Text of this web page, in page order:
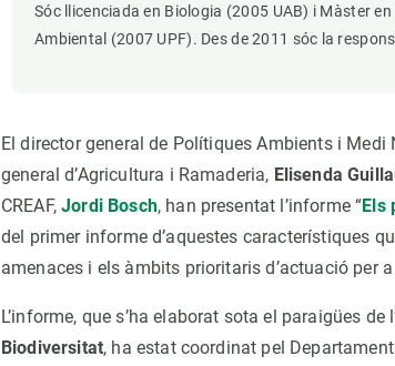
Sóc llicenciada en Biologia (2005 UAB) i Màster
Ambiental (2007 UPF). Des de 2011 sóc la
El director general de Polítiques Ambients i Medi
general d’Agricultura i Ramaderia, Elisenda
CREAF,Jordi Bosch, han presentat l’informe “Els
del primer informe d’aquestes característiques
amenaces i els àmbits prioritaris d’actuació per
L’informe, que s’ha elaborat sota el paraigües de
Biodiversitat, ha estat coordinat pel